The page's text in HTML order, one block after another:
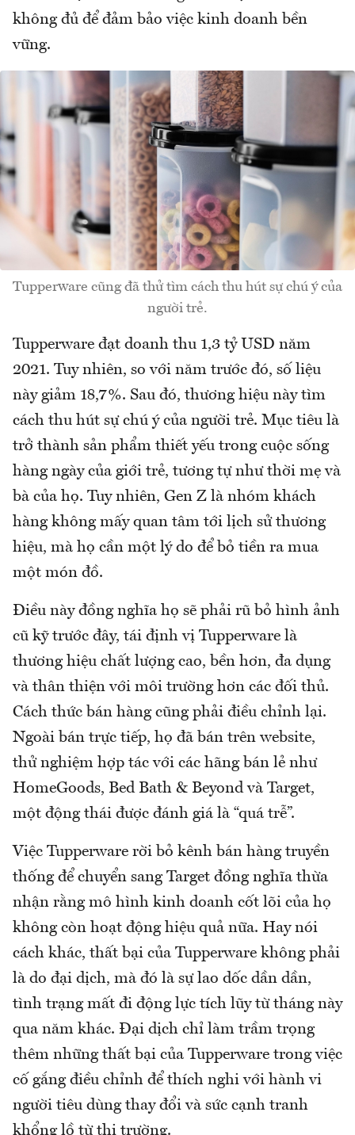
không đủ để đảm bảo việc kinh doanh bền
vững.
Tupperware cũng đã thử tìm cách thu hút sự chú ý của
người trẻ.
Tupperware đạt doanh thu 1,3 tỷ USD năm
2021. Tuy nhiên, so với năm trước đó, số liệu
này giảm 18,7%. Sau đó, thương hiệu này tìm
cách thu hút sự chú ý của người trẻ. Mục tiêu là
trở thành sản phẩm thiết yếu trong cuộc sống
hàng ngày của giới trẻ, tương tự như thời mẹ và
bà của họ. Tuy nhiên, Gen Z là nhóm khách
hàng không mấy quan tâm tới lịch sử thương
hiệu, mà họ cần một lý do để bỏ tiền ra mua
một món đồ.
Điều này đồng nghĩa họ sẽ phải rũ bỏ hình ảnh
cũ kỹ trước đây, tái định vị Tupperware là
thương hiệu chất lượng cao, bền hơn, đa dụng
và thân thiện với môi trường hơn các đối thủ.
Cách thức bán hàng cũng phải điều chỉnh lại.
Ngoài bán trực tiếp, họ đã bán trên website,
thử nghiệm hợp tác với các hãng bán lẻ như
HomeGoods, Bed Bath & Beyond và Target,
một động thái được đánh giá là “quá trễ”.
Việc Tupperware rời bỏ kênh bán hàng truyền
thống để chuyển sang Target đồng nghĩa thừa
nhận rằng mô hình kinh doanh cốt lõi của họ
không còn hoạt động hiệu quả nữa. Hay nói
cách khác, thất bại của Tupperware không phải
là do đại dịch, mà đó là sự lao dốc dần dần,
tình trạng mất đi động lực tích lũy từ tháng này
qua năm khác. Đại dịch chỉ làm trầm trọng
thêm những thất bại của Tupperware trong việc
cố gắng điều chỉnh để thích nghi với hành vi
người tiêu dùng thay đổi và sức cạnh tranh
khổng lồ từ thị trường.